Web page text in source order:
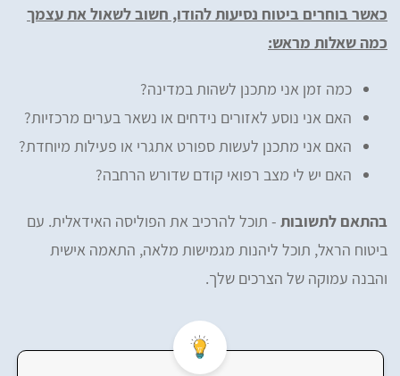
כאשר בוחרים ביטוח נסיעות להודו, חשוב לשאול את עצמך
כמה שאלות מראש:
כמה זמן אני מתכנן לשהות במדינה?
האם אני נוסע לאזורים נידחים או נשאר בערים מרכזיות?
האם אני מתכנן לעשות ספורט אתגרי או פעילות מיוחדת?
האם יש לי מצב רפואי קודם שדורש הרחבה?
בהתאם לתשובות - תוכל להרכיב את הפוליסה האידאלית. עם
ביטוח הראל, תוכל ליהנות מגמישות מלאה, התאמה אישית
והבנה עמוקה של הצרכים שלך.